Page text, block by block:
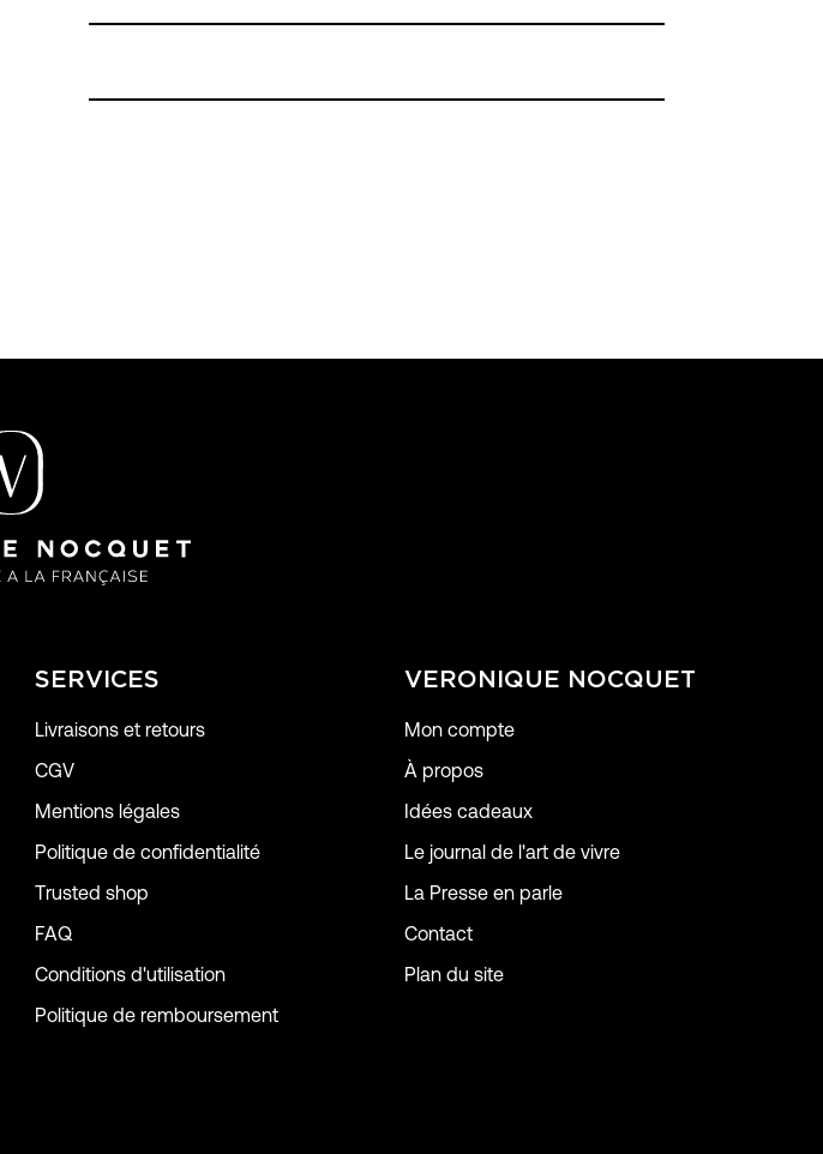
SERVICES
Livraisons et retours
CGV
Mentions légales
Politique de confidentialité
Trusted shop
FAQ
Conditions d'utilisation
Politique de remboursement
VERONIQUE NOCQUET
Mon compte
À propos
Idées cadeaux
Le journal de l'art de vivre
La Presse en parle
Contact
Plan du site